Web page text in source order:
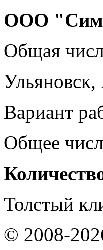
ООО
Общая
Вариант
Общее
Толстый
© 2008-